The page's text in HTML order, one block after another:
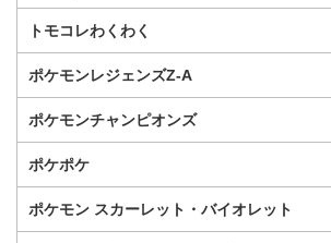
トモコレわくわく
ポケモンレジェンズZ-A
ポケモンチャンピオンズ
ポケポケ
ポケモン スカーレット・バイオレット